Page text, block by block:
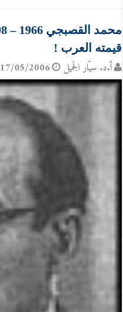
قيمته العرب !
أ.د. سيّار الجَميل 17/05/2006